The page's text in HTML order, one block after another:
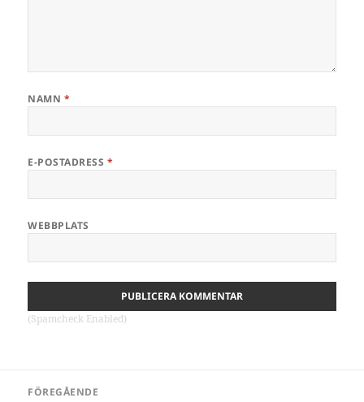
NAMN *
E-POSTADRESS *
WEBBPLATS
(Spamcheck Enabled)
FÖREGÅENDE